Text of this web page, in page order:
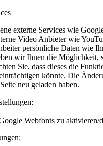
externe Services wie
Video Anbieter wie
persönliche Daten wie
wir Ihnen die Möglichkeit,
Sie, dass dieses die
könnte. Die
neu geladen haben.
Webfonts zu aktivieren/